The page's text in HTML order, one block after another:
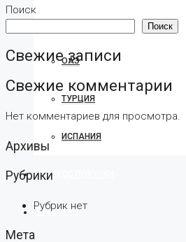
ОАЭ
ТУРЦИЯ
ИСПАНИЯ
ПРОЦЕСС ПОКУПКИ
ИНФО-ТУР
Поиск
Поиск
Свежие записи
Свежие комментарии
Нет комментариев для просмотра.
Архивы
Рубрики
Рубрик нет
Мета